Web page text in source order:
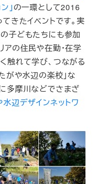
」の一環として2016
きたイベントです。実
子どもたちにも参加
アの住民や在勤・在学
触れて学び、つながる
がや水辺の楽校」な
多摩川などでさまざ
辺デザインネットワ